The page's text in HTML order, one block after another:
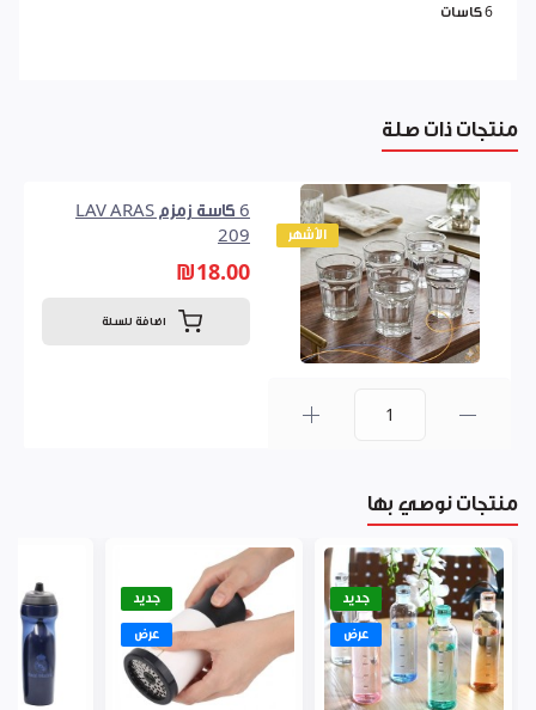
6 كاسات
منتجات ذات صلة
الأشهر
6 كاسة زمزم LAV ARAS
209
₪18.00
اضافة للسلة
منتجات نوصي بها
جديد
عرض
جديد
عرض